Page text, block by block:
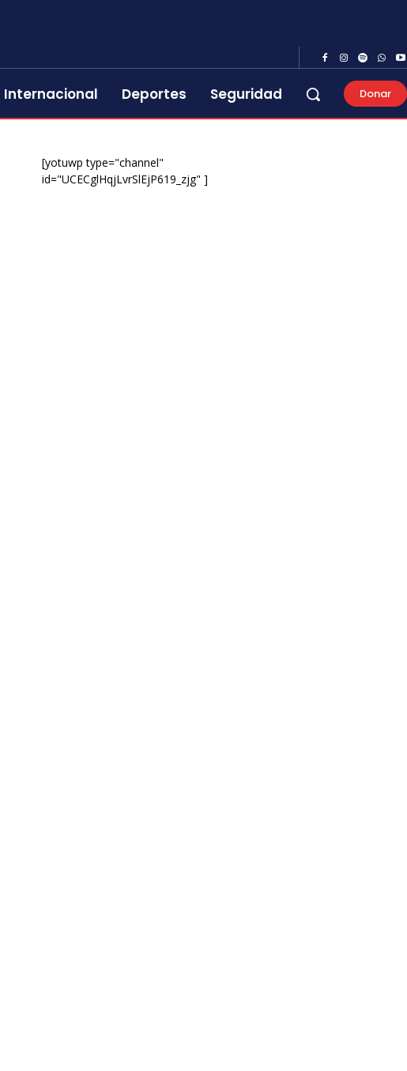
Internacional Deportes Seguridad Donar
[yotuwp type="channel"
id="UCECglHqjLvrSlEjP619_zjg" ]